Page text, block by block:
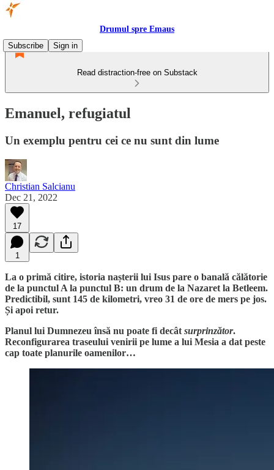
Drumul spre Emaus
Subscribe
Sign in
Read distraction-free on Substack
Emanuel, refugiatul
Un exemplu pentru cei ce nu sunt din lume
Christian Salcianu
Dec 21, 2022
17
1
La o primă citire, istoria nașterii lui Isus pare o banală călătorie
de la punctul A la punctul B: un drum de la Nazaret la Betleem.
Predictibil, sunt 145 de kilometri, vreo 31 de ore de mers pe jos.
Și apoi retur.
Planul lui Dumnezeu însă nu poate fi decât surprinzător.
Reconfigurarea traseului venirii pe lume a lui Mesia a dat peste
cap toate planurile oamenilor…